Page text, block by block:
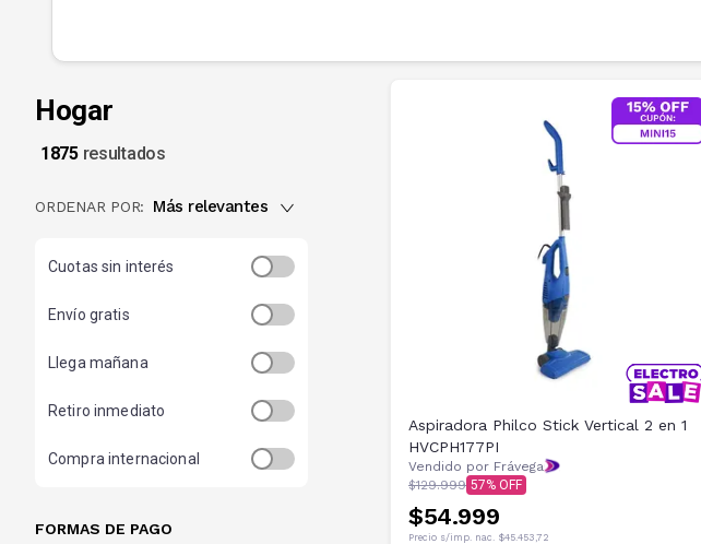
Hogar
1875resultados
ORDENAR POR: Más relevantes
Cuotas sin interés
Envío gratis
Llega mañana
Retiro inmediato
Compra internacional
FORMAS DE PAGO
Aspiradora Philco Stick Vertical 2 en 1
HVCPH177PI
Vendido por Frávega
$129.999 57
$54.999
Precio s/imp. nac. $45.453,72